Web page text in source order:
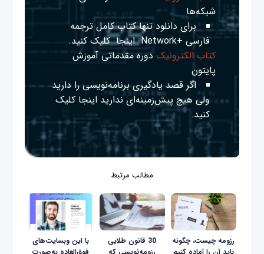
شبکه‌ها
برای دانلود تنها کتاب کامل ترجمه
فارسی +Network
اینجا کلیک کنید.
کتاب الکترونیک دوره مقدماتی آموزش
پایتون
اگر قصد یادگیری برنامه‌نویسی را دارید
ولی هیچ پیش‌زمینه‌ای نداریداینجا کلیک
کنید.
مطالب مرتبط
رزومه چیست، چگونه
باید آن را آماده کنیم
30 قانون طلایی
رزومه‌نویسی که
با این وبسایت‌های
فوق‌العاده به‌صورت